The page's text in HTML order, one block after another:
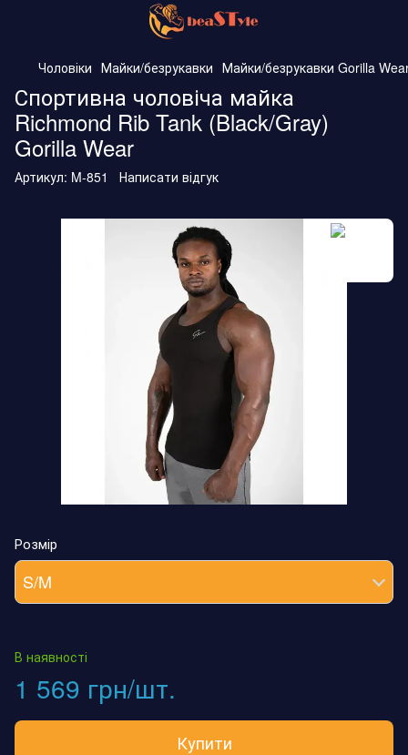
Чоловіки Майки/безрукавки Майки/безрукавки Gorilla
Спортивна чоловіча майка
Richmond Rib Tank (Black/Gray)
Gorilla Wear
Артикул: M-851 Написати відгук
Розмір
S/M
В наявності
1 569 грн/шт.
Купити